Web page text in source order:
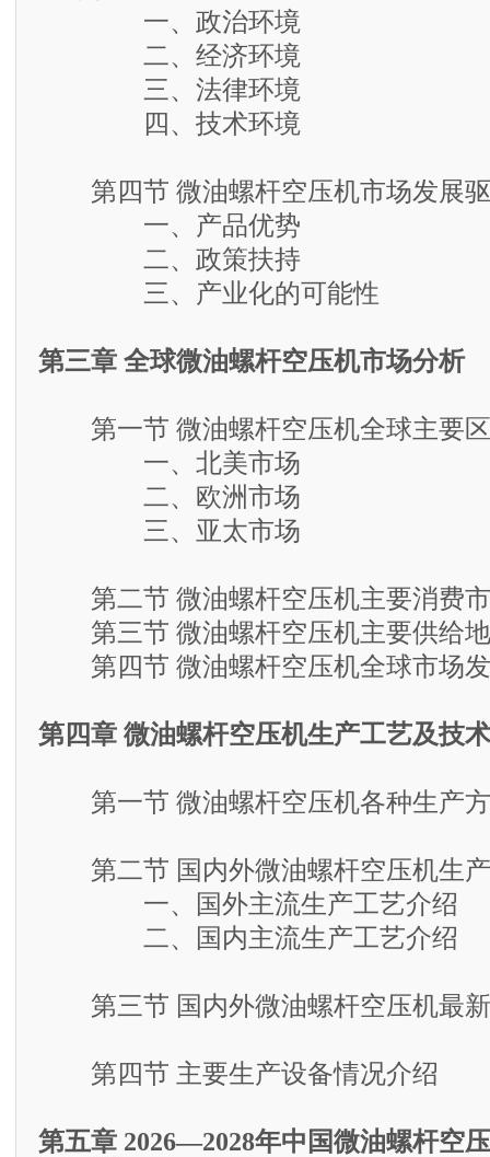
一、政治环境
二、经济环境
三、法律环境
四、技术环境
第四节 微油螺杆空压机市场发展驱
一、产品优势
二、政策扶持
三、产业化的可能性
第三章 全球微油螺杆空压机市场分析
第一节 微油螺杆空压机全球主要区
一、北美市场
二、欧洲市场
三、亚太市场
第二节 微油螺杆空压机主要消费
第三节 微油螺杆空压机主要供给
第四节 微油螺杆空压机全球市场发
第四章 微油螺杆空压机生产工艺及技
第一节 微油螺杆空压机各种生产方
第二节 国内外微油螺杆空压机生产
一、国外主流生产工艺介绍
二、国内主流生产工艺介绍
第三节 国内外微油螺杆空压机最新
第四节 主要生产设备情况介绍
第五章 2026—2028年中国微油螺杆空